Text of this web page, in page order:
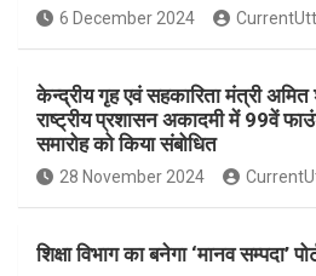
6 December 2024
केन्द्रीय गृह एवं सहकारिता मंत्री अमित
राष्ट्रीय प्रशासन अकादमी में 99वें
समारोह को किया संबोधित
28 November 2024
शिक्षा विभाग का बनेगा ‘मानव सम्पदा’